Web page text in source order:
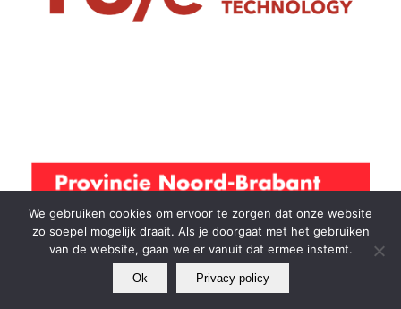
We gebruiken cookies om ervoor te zorgen dat onze website
zo soepel mogelijk draait. Als je doorgaat met het gebruiken
van de website, gaan we er vanuit dat ermee instemt.
Ok Privacy policy